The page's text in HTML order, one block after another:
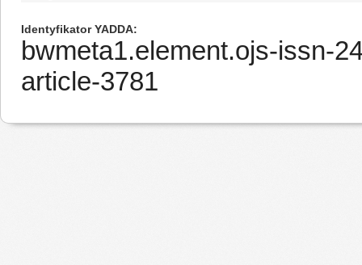
Identyfikator YADDA
bwmeta1.element.ojs-issn-
article-3781